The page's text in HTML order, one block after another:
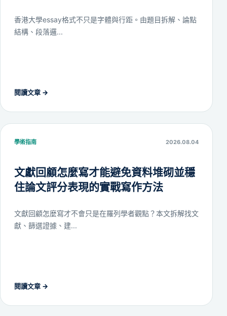
香港大學essay格式不只是字體與行距。由題目拆解、論點
結構、段落邏...
閱讀文章 →
學術指南 2026.08.04
文獻回顧怎麼寫才能避免資料堆砌並穩
住論文評分表現的實戰寫作方法
文獻回顧怎麼寫才不會只是在羅列學者觀點？本文拆解找文
獻、篩選證據、建...
閱讀文章 →